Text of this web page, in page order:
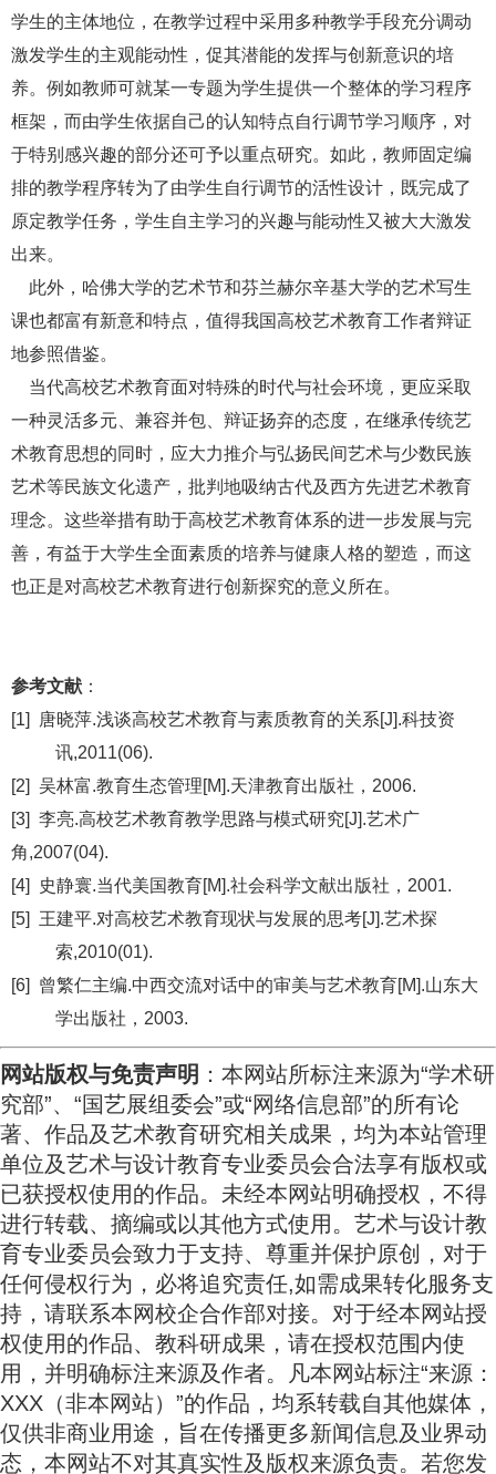
学生的主体地位，在教学过程中采用多种教学手段充分调动
激发学生的主观能动性，促其潜能的发挥与创新意识的培
养。例如教师可就某一专题为学生提供一个整体的学习程序
框架，而由学生依据自己的认知特点自行调节学习顺序，对
于特别感兴趣的部分还可予以重点研究。如此，教师固定编
排的教学程序转为了由学生自行调节的活性设计，既完成了
原定教学任务，学生自主学习的兴趣与能动性又被大大激发
出来。
此外，哈佛大学的艺术节和芬兰赫尔辛基大学的艺术写生
课也都富有新意和特点，值得我国高校艺术教育工作者辩证
地参照借鉴。
当代高校艺术教育面对特殊的时代与社会环境，更应采取
一种灵活多元、兼容并包、辩证扬弃的态度，在继承传统艺
术教育思想的同时，应大力推介与弘扬民间艺术与少数民族
艺术等民族文化遗产，批判地吸纳古代及西方先进艺术教育
理念。这些举措有助于高校艺术教育体系的进一步发展与完
善，有益于大学生全面素质的培养与健康人格的塑造，而这
也正是对高校艺术教育进行创新探究的意义所在。
参考文献 ：
[1] 唐晓萍.浅谈高校艺术教育与素质教育的关系[J].科技资
讯,2011(06).
[2] 吴林富.教育生态管理[M].天津教育出版社，2006.
[3] 李亮.高校艺术教育教学思路与模式研究[J].艺术广
角,2007(04).
[4] 史静寰.当代美国教育[M].社会科学文献出版社，2001.
[5] 王建平.对高校艺术教育现状与发展的思考[J].艺术探
索,2010(01).
[6] 曾繁仁主编.中西交流对话中的审美与艺术教育[M].山东大
学出版社，2003.
网站版权与免责声明 ：本网站所标注来源为“学术研
究部”、“国艺展组委会”或“网络信息部”的所有论
著、作品及艺术教育研究相关成果，均为本站管理
单位及艺术与设计教育专业委员会合法享有版权或
已获授权使用的作品。未经本网站明确授权，不得
进行转载、摘编或以其他方式使用。艺术与设计教
育专业委员会致力于支持、尊重并保护原创，对于
任何侵权行为，必将追究责任,如需成果转化服务支
持，请联系本网校企合作部对接。 对于经本网站授
权使用的作品、教科研成果，请在授权范围内使
用，并明确标注来源及作者。凡本网站标注“来源：
XXX（非本网站）”的作品，均系转载自其他媒体，
仅供非商业用途，旨在传播更多新闻信息及业界动
态，本网站不对其真实性及版权来源负责。若您发